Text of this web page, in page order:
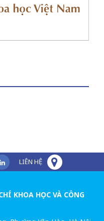
LIÊN HỆ
KHOA HỌC VÀ CÔNG